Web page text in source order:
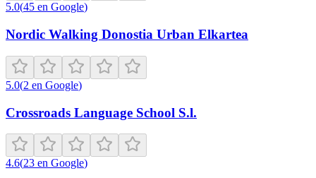
5.0(45 en Google)
Nordic Walking Donostia Urban Elkartea
5.0(2 en Google)
Crossroads Language School S.l.
4.6(23 en Google)